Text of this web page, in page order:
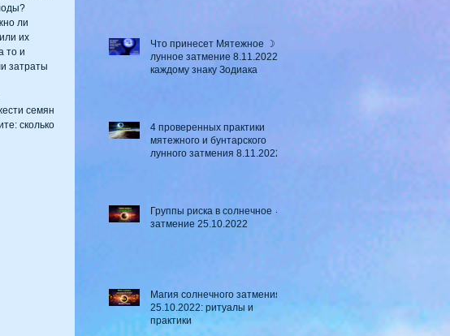
ли
их
то и
затраты
семян
сколько
Что принесет Мятежное ☽
лунное затмение 8.11.2022
каждому знаку Зодиака
4 проверенных практики
мятежного и бунтарского
лунного затмения 8.11.2022
Группы риска в солнечное ☼
затмение​ 25.10.2022
Магия солнечного затмения
25.10.2022: ритуалы и
практики